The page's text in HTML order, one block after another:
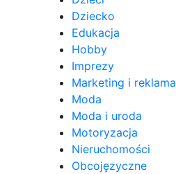
Dziecko
Edukacja
Hobby
Imprezy
Marketing i reklama
Moda
Moda i uroda
Motoryzacja
Nieruchomości
Obcojęzyczne